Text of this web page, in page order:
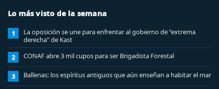
Lo más visto de la semana
1
La oposición se une para enfrentar al gobierno de “extrema
derecha” de Kast
2 CONAF abre 3 mil cupos para ser Brigadista Forestal
3 Ballenas: los espíritus antiguos que aún enseñan a habitar el mar